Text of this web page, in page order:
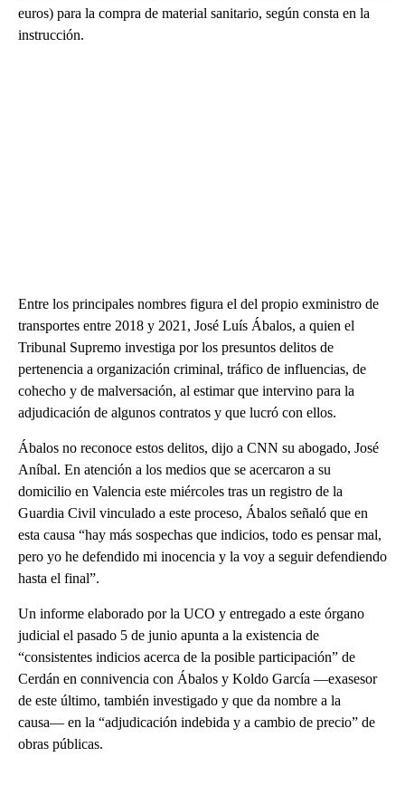
euros) para la compra de material sanitario, según consta en la
instrucción.
Entre los principales nombres figura el del propio exministro de
transportes entre 2018 y 2021, José Luís Ábalos, a quien el
Tribunal Supremo investiga por los presuntos delitos de
pertenencia a organización criminal, tráfico de influencias, de
cohecho y de malversación, al estimar que intervino para la
adjudicación de algunos contratos y que lucró con ellos.
Ábalos no reconoce estos delitos, dijo a CNN su abogado, José
Aníbal. En atención a los medios que se acercaron a su
domicilio en Valencia este miércoles tras un registro de la
Guardia Civil vinculado a este proceso, Ábalos señaló que en
esta causa “hay más sospechas que indicios, todo es pensar mal,
pero yo he defendido mi inocencia y la voy a seguir defendiendo
hasta el final”.
Un informe elaborado por la UCO y entregado a este órgano
judicial el pasado 5 de junio apunta a la existencia de
“consistentes indicios acerca de la posible participación” de
Cerdán en connivencia con Ábalos y Koldo García ―exasesor
de este último, también investigado y que da nombre a la
causa― en la “adjudicación indebida y a cambio de precio” de
obras públicas.